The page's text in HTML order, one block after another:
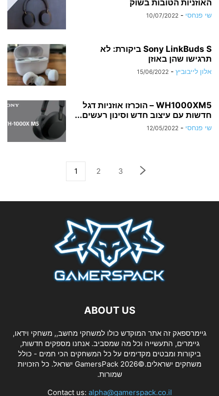
האוזניות הטובות בשוק
שי פנחסי -
10/07/2022
Sony LinkBuds S ביקורת: לא
תרגישו שהן באוזן
אלון לייבוביץ -
15/06/2022
WH1000XM5 – הוכרזו אוזניות דגל
חדשות עם עיצוב חדש וסינון רעשים...
שי פנחסי -
12/05/2022
1 2 3
ABOUT US
גיימרספאק זה אתר המוקדש כולו למשחקי מחשב,, משחקי וידאו,
גיימרים, התעשייה וכל מה שמסביב. אנחנו מספקים חדשות,
ביקורות ומבטים מקדימים על כל המשחקים הכי חמים - כולל
משחקים ישראלים.©2026 GamersPack ישראל. כל הזכויות
שמורות.
Contact us: alpha@gamerspack.co.il